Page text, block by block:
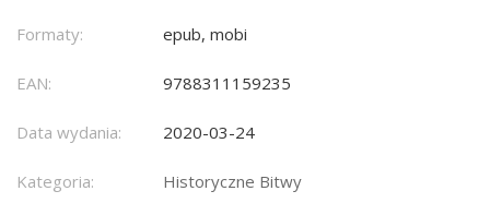
Formaty: epub, mobi
EAN: 9788311159235
Data wydania: 2020-03-24
Kategoria: Historyczne Bitwy